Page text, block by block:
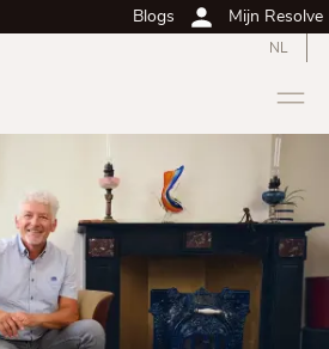
Blogs Mijn Resolve
NL